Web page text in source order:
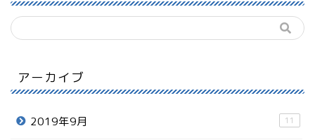
アーカイブ
2019年9月 11